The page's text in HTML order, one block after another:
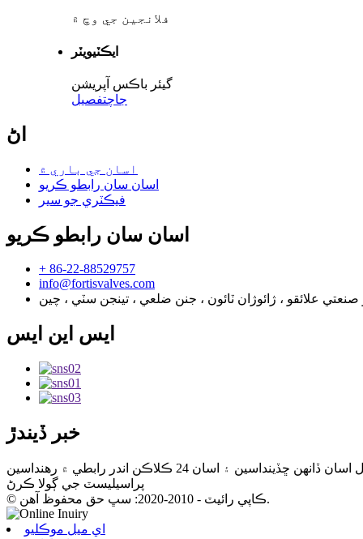
فلانجين جي وچ ۾
ايڪٽيويٽر
گيئر باڪس آپريشن
جاچتفصيل
اڻ
اسان جي باري ۾
اسان سان رابطو ڪريو
فيڪٽري جو سير
اسان سان رابطو ڪريو
+ 86-22-88529757
info@fortisvalves.com
ايس اين ايس
خبر ڏيندڙ
پراسيليسٽ جي ڳولا ڪرڻ
© ڪاپي رائيٽ - 2010-2020: سڀ حق محفوظ آهن.
اي ميل موڪليو